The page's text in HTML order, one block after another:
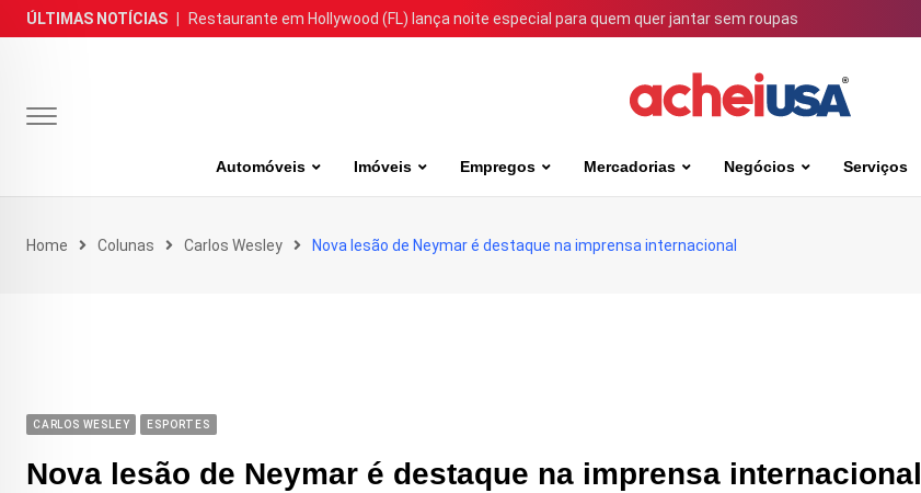
Skip
to
ÚLTIMAS NOTÍCIAS Restaurante em Hollywood (FL) lança noite especial para quem quer jantar sem roupas
Automóveis Imóveis Empregos Mercadorias Negócios Serviços
Home Colunas Carlos Wesley Nova lesão de Neymar é destaque na imprensa internacional
CARLOS WESLEY ESPORTES
Nova lesão de Neymar é destaque na imprensa internacional